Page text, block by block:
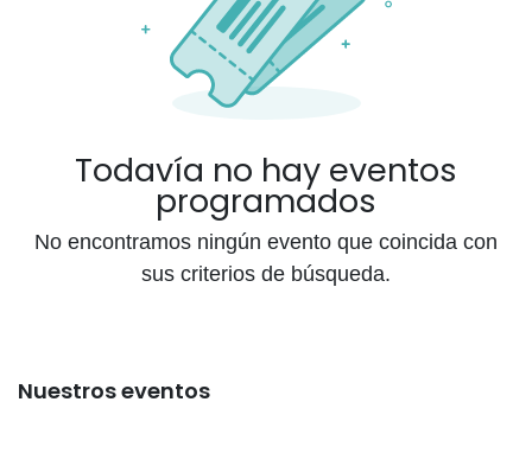
Todavía no hay eventos
programados
No encontramos ningún evento que coincida con
sus criterios de búsqueda.
Nuestros eventos